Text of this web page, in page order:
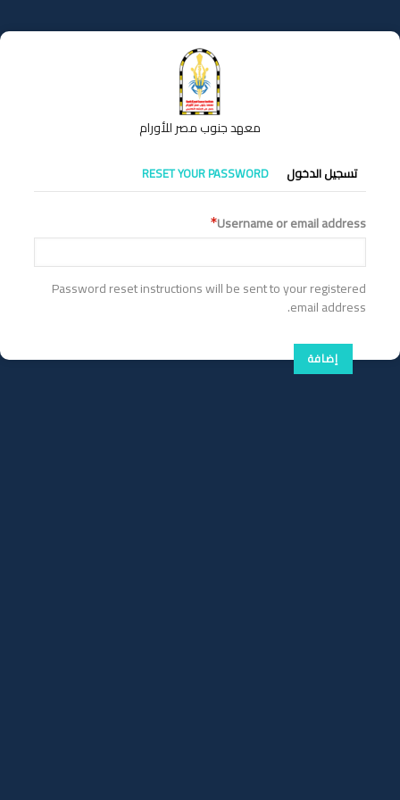
إلى
المحتوى
معهد جنوب مصر للأورام
التبويبات
الأساسية
تسجيل الدخول RESET YOUR PASSWORD
Username or email address
Password reset instructions will be sent to your registered
email address.